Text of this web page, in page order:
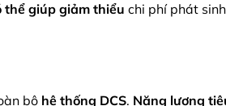
thể giúp giảm thiểu chi phí phát
bộ hệ thống DCS. Năng lượng